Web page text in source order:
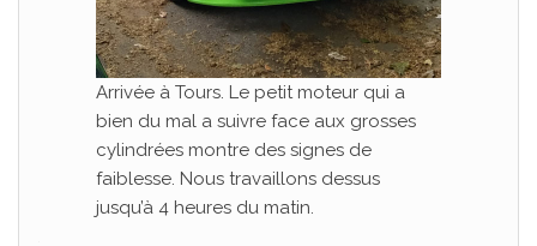
Arrivée à Tours. Le petit moteur qui a
bien du mal a suivre face aux grosses
cylindrées montre des signes de
faiblesse. Nous travaillons dessus
jusqu’à 4 heures du matin.